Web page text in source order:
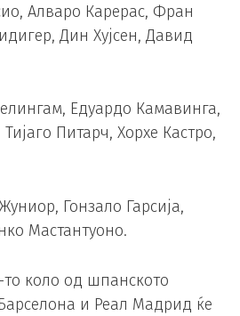
Алваро Карерас, Фран
Дин Хујсен, Давид
Едуардо Камавинга,
Питарч, Хорхе Кастро,
Гонзало Гарсија,
Мастантуоно.
коло од шпанското
и Реал Мадрид ќе